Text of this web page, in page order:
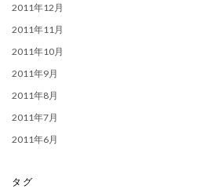
2011年12月
2011年11月
2011年10月
2011年9月
2011年8月
2011年7月
2011年6月
タグ